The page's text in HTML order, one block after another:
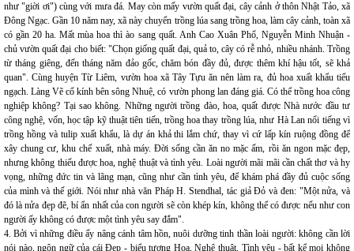
như "giời ơi") cùng với mưa đá. May còn mấy vườn quất đại, cây cảnh ở thôn Nhật Tảo, xã
Đông Ngạc. Gần 10 năm nay, xã này chuyển trồng lúa sang trồng hoa, làm cây cảnh, toàn xã
có gần 20 ha. Mất mùa hoa thì ào sang quất. Anh Cao Xuân Phổ, Nguyễn Minh Nhuận -
chủ vườn quất đại cho biết: "Chọn giống quất đại, quả to, cây có rễ nhỏ, nhiều nhánh. Trồng
từ tháng giêng, đến tháng năm đảo gốc, chăm bón đầy đủ, được thêm khí hậu tốt, sẽ khả
quan". Cùng huyện Từ Liêm, vườn hoa xã Tây Tựu ăn nên làm ra, đủ hoa xuất khẩu tiểu
ngạch. Làng Vẽ cổ kính bên sông Nhuệ, có vườn phong lan đáng giá. Có thể trồng hoa công
nghiệp không? Tại sao không. Những người trồng đào, hoa, quất được Nhà nước đầu tư
công nghệ, vốn, học tập kỹ thuật tiên tiến, trồng hoa thay trồng lúa, như Hà Lan nổi tiếng vì
trồng hồng và tulip xuất khẩu, là dự án khả thi lắm chứ, thay vì cứ lấp kín ruộng đồng để
xây chung cư, khu chế xuất, nhà máy. Đời sống cần ăn no mặc ấm, rồi ăn ngon mặc đẹp,
nhưng không thiếu được hoa, nghệ thuật và tình yêu. Loài người mãi mãi cần chất thơ và hy
vọng, những đức tin và lãng mạn, cũng như cần tình yêu, để khám phá đầy đủ cuộc sống
của mình và thế giới. Nói như nhà văn Pháp H. Stendhal, tác giả Đỏ và đen: "Một nửa, và
đó là nửa đẹp đẽ, bí ẩn nhất của con người sẽ còn khép kín, không thể có được nếu như con
người ấy không có được một tình yêu say đắm".
4. Bởi vì những điều ấy nâng cánh tâm hồn, nuôi dưỡng tinh thần loài người: không cần lời
nói nào, ngôn ngữ của cái Đẹp - biểu tượng Hoa, Nghệ thuật, Tình yêu - bất kể mọi không